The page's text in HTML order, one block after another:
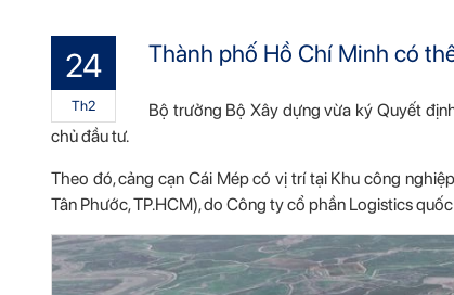
24
Th2
Thành phố Hồ Chí Minh có
Bộ trưởng Bộ Xây dựng vừa ký Quyết
chủ đầu tư.
Theo đó, cảng cạn Cái Mép có vị trí tại Khu công
Tân Phước, TP.HCM), do Công ty cổ phần Logistics